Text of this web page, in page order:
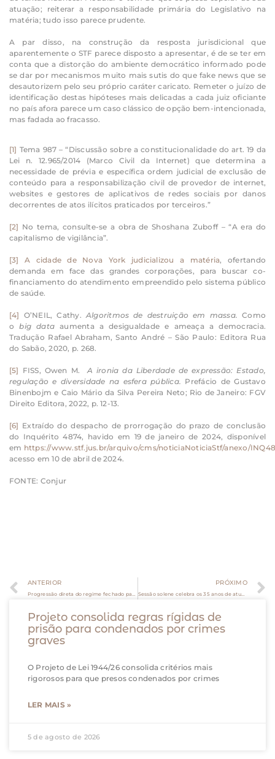
atuação; reiterar a responsabilidade primária do Legislativo na
matéria; tudo isso parece prudente.
A par disso, na construção da resposta jurisdicional que
aparentemente o STF parece disposto a apresentar, é de se ter em
conta que a distorção do ambiente democrático informado pode
se dar por mecanismos muito mais sutis do que fake news que se
desautorizem pelo seu próprio caráter caricato. Remeter o juízo de
identificação destas hipóteses mais delicadas a cada juiz oficiante
no país afora parece um caso clássico de opção bem-intencionada,
mas fadada ao fracasso.
[1] Tema 987 – “Discussão sobre a constitucionalidade do art. 19 da
Lei n. 12.965/2014 (Marco Civil da Internet) que determina a
necessidade de prévia e específica ordem judicial de exclusão de
conteúdo para a responsabilização civil de provedor de internet,
websites e gestores de aplicativos de redes sociais por danos
decorrentes de atos ilícitos praticados por terceiros.”
[2] No tema, consulte-se a obra de Shoshana Zuboff – “A era do
capitalismo de vigilância”.
[3] A cidade de Nova York judicializou a matéria, ofertando
demanda em face das grandes corporações, para buscar co-
financiamento do atendimento empreendido pelo sistema público
de saúde.
[4] O’NEIL, Cathy. Algoritmos de destruição em massa. Como
obig data aumenta a desigualdade e ameaça a democracia.
Tradução Rafael Abraham, Santo André – São Paulo: Editora Rua
do Sabão, 2020, p. 268.
[5] FISS, Owen M. A ironia da Liberdade de expressão: Estado,
regulação e diversidade na esfera pública. Prefácio de Gustavo
Binenbojm e Caio Mário da Silva Pereira Neto; Rio de Janeiro: FGV
Direito Editora, 2022, p. 12-13.
[6] Extraído do despacho de prorrogação do prazo de conclusão
do Inquérito 4874, havido em 19 de janeiro de 2024, disponível
em https://www.stf.jus.br/arquivo/cms/noticiaNoticiaStf/anexo/
acesso em 10 de abril de 2024.
FONTE: Conjur
ANTERIOR PRÓXIMO
Sessão solene celebra os 35 anos de atuação do STJ na concretização de direitos
Projeto consolida regras rígidas de
prisão para condenados por crimes
graves
O Projeto de Lei 1944/26 consolida critérios mais
rigorosos para que presos condenados por crimes
LER MAIS »
5 de agosto de 2026